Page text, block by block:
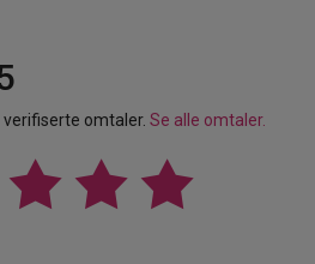
omtaler. Se alle omtaler.